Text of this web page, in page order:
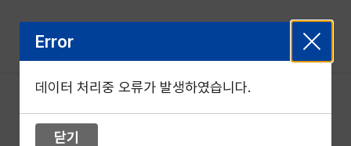
Error
데이터 처리중 오류가 발생하였습니다.
닫기